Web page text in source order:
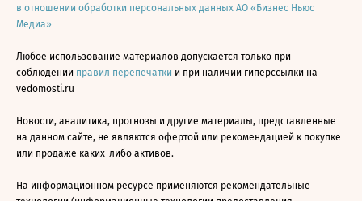
в отношении обработки персональных данных АО «Бизнес Ньюс
Медиа»
Любое использование материалов допускается только при
соблюдении правил перепечатки и при наличии гиперссылки на
vedomosti.ru
Новости, аналитика, прогнозы и другие материалы, представленные
на данном сайте, не являются офертой или рекомендацией к покупке
или продаже каких-либо активов.
На информационном ресурсе применяются рекомендательные